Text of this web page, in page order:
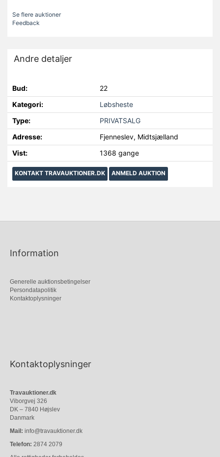
Se flere auktioner
Feedback
Andre detaljer
Bud:
22
Kategori:
Løbsheste
Type:
PRIVATSALG
Adresse:
Fjenneslev, Midtsjælland
Vist:
1368 gange
KONTAKT TRAVAUKTIONER.DK ANMELD AUKTION
Information
Generelle auktionsbetingelser
Persondatapolitik
Kontaktoplysninger
Kontaktoplysninger
Travauktioner.dk
Viborgvej 326
DK – 7840 Højslev
Danmark
Mail: info@travauktioner.dk
Telefon: 2874 2079